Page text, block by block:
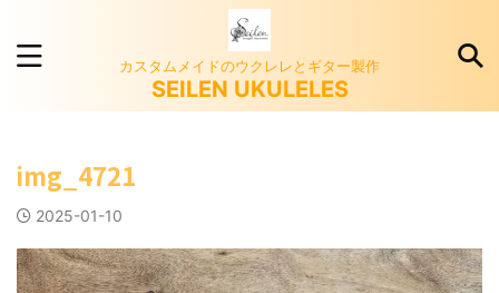
カスタムメイドのウクレレとギター製作
SEILEN UKULELES
img_4721
2025-01-10